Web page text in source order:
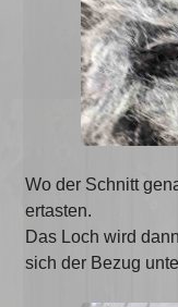
Wo der Schnitt
ertasten.
Das Loch wird
sich der Bezug